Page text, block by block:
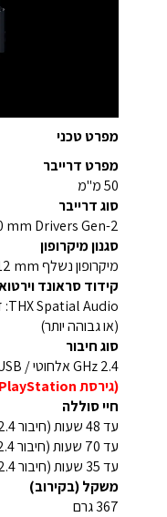
מפרט טכני
מפרט דרייבר
50 מ"מ
סוג דרייבר
mm Drivers Gen-2
סגנון מיקרופון
מיקרופון נשלף Razer HyperClear Full Band 12 mm
קידוד סראונד
(או גבוהה יותר)
סוג חיבור
2.4 GHz אלחוטי / Bluetooth / USB חוטי / 3.5 מ"מ
(גירסת PlayStation אינה תומכת בחיבור USB)
חיי סוללה
עד 48 שעות (חיבור 2.4 GHz ב-Xbox & PlayStation)
עד 70 שעות (חיבור 2.4 GHz במחשב)
עד 35 שעות (חיבור 2.4 GHz + BT)
משקל (בקירוב)
367 גרם